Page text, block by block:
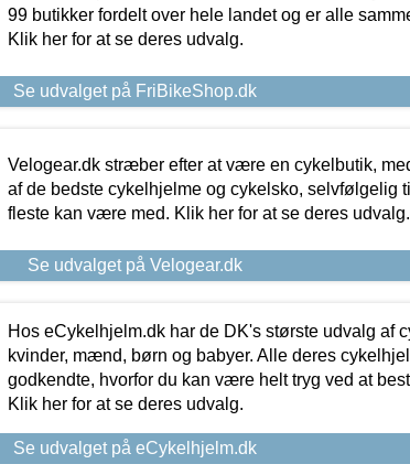
99 butikker fordelt over hele landet og er alle
Klik her for at se deres udvalg.
Se udvalget på FriBikeShop.dk
Velogear.dk stræber efter at være en cykelbutik,
af de bedste cykelhjelme og cykelsko, selvfølgelig
fleste kan være med. Klik her for at se deres udvalg.
Se udvalget på Velogear.dk
Hos eCykelhjelm.dk har de DK's største udvalg af
kvinder, mænd, børn og babyer. Alle deres
godkendte, hvorfor du kan være helt tryg ved at
Klik her for at se deres udvalg.
Se udvalget på eCykelhjelm.dk